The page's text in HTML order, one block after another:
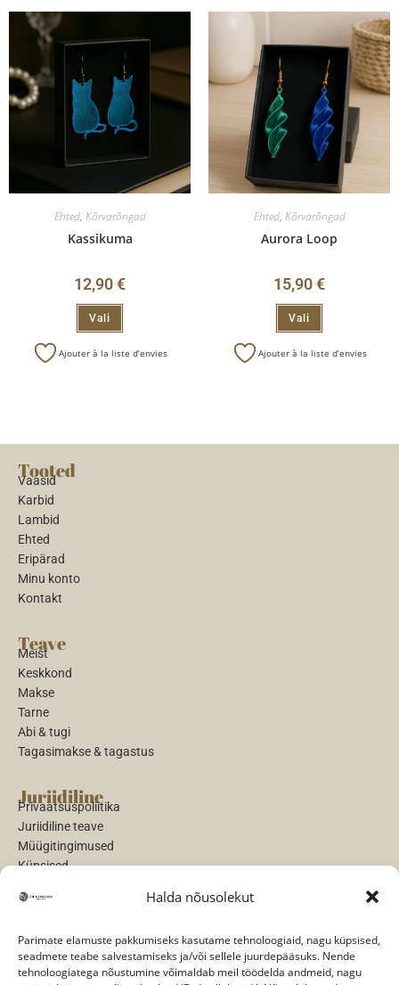
Halda nõusolekut
Parimate elamuste pakkumiseks kasutame tehnoloogiaid, nagu küpsised,
seadmete teabe salvestamiseks ja/või sellele juurdepääsuks. Nende
tehnoloogiatega nõustumine võimaldab meil töödelda andmeid, nagu
Ehted, Kõrvarõngad
Kassikuma
12,90€
Vali
Ajouter à la liste d’envies
Ehted, Kõrvarõngad
Aurora Loop
15,90€
Vali
Ajouter à la liste d’envies
Tooted
Vaasid
Karbid
Lambid
Ehted
Eripärad
Minu konto
Kontakt
Teave
Meist
Keskkond
Makse
Tarne
Abi & tugi
Tagasimakse & tagastus
Juriidiline
Privaatsuspoliitika
Juriidiline teave
Müügitingimused
Küpsised
Maksed